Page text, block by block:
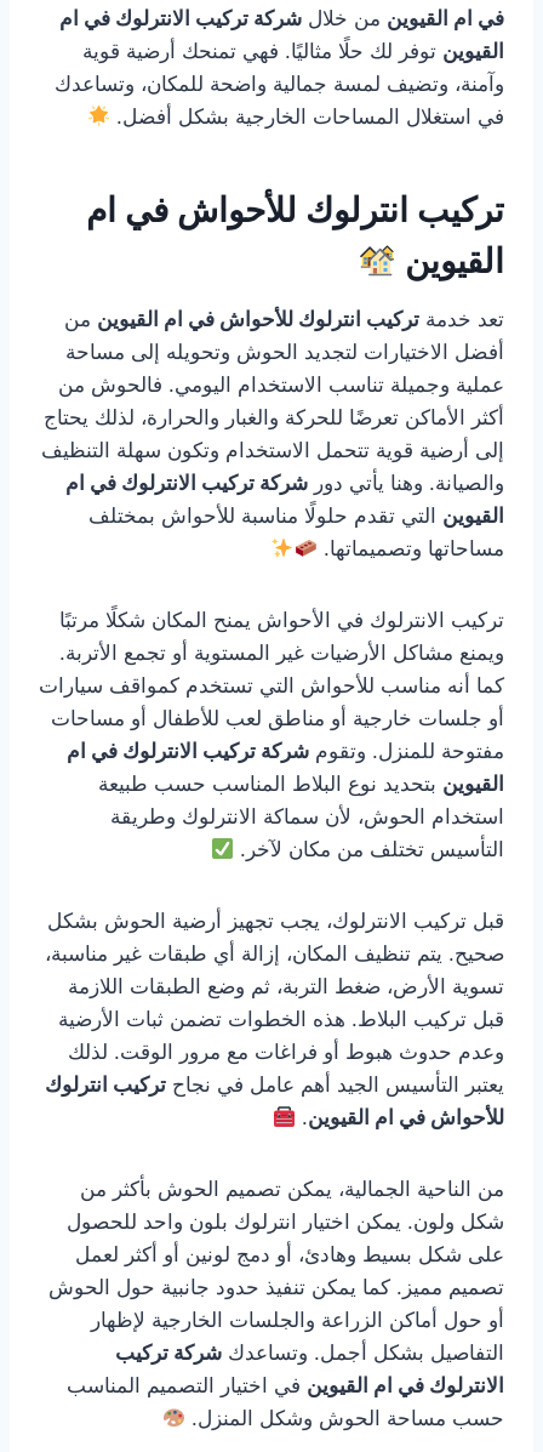
في ام القيوين من خلال شركة تركيب الانترلوك في ام
القيوين توفر لك حلًا مثاليًا. فهي تمنحك أرضية قوية
وآمنة، وتضيف لمسة جمالية واضحة للمكان، وتساعدك
في استغلال المساحات الخارجية بشكل أفضل.
تركيب انترلوك للأحواش في ام
القيوين
تعد خدمة تركيب انترلوك للأحواش في ام القيوين من
أفضل الاختيارات لتجديد الحوش وتحويله إلى مساحة
عملية وجميلة تناسب الاستخدام اليومي. فالحوش من
أكثر الأماكن تعرضًا للحركة والغبار والحرارة، لذلك يحتاج
إلى أرضية قوية تتحمل الاستخدام وتكون سهلة التنظيف
والصيانة. وهنا يأتي دور شركة تركيب الانترلوك في ام
القيوين التي تقدم حلولًا مناسبة للأحواش بمختلف
مساحاتها وتصميماتها.
تركيب الانترلوك في الأحواش يمنح المكان شكلًا مرتبًا
ويمنع مشاكل الأرضيات غير المستوية أو تجمع الأتربة.
كما أنه مناسب للأحواش التي تستخدم كمواقف سيارات
أو جلسات خارجية أو مناطق لعب للأطفال أو مساحات
مفتوحة للمنزل. وتقوم شركة تركيب الانترلوك في ام
القيوين بتحديد نوع البلاط المناسب حسب طبيعة
استخدام الحوش، لأن سماكة الانترلوك وطريقة
التأسيس تختلف من مكان لآخر.
قبل تركيب الانترلوك، يجب تجهيز أرضية الحوش بشكل
صحيح. يتم تنظيف المكان، إزالة أي طبقات غير مناسبة،
تسوية الأرض، ضغط التربة، ثم وضع الطبقات اللازمة
قبل تركيب البلاط. هذه الخطوات تضمن ثبات الأرضية
وعدم حدوث هبوط أو فراغات مع مرور الوقت. لذلك
يعتبر التأسيس الجيد أهم عامل في نجاح تركيب انترلوك
للأحواش في ام القيوين.
من الناحية الجمالية، يمكن تصميم الحوش بأكثر من
شكل ولون. يمكن اختيار انترلوك بلون واحد للحصول
على شكل بسيط وهادئ، أو دمج لونين أو أكثر لعمل
تصميم مميز. كما يمكن تنفيذ حدود جانبية حول الحوش
أو حول أماكن الزراعة والجلسات الخارجية لإظهار
التفاصيل بشكل أجمل. وتساعدك شركة تركيب
الانترلوك في ام القيوين في اختيار التصميم المناسب
حسب مساحة الحوش وشكل المنزل.